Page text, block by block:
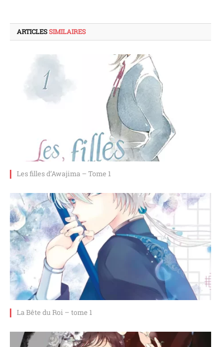
ARTICLESSIMILAIRES
Les filles d’Awajima – Tome 1
La Bête du Roi – tome 1